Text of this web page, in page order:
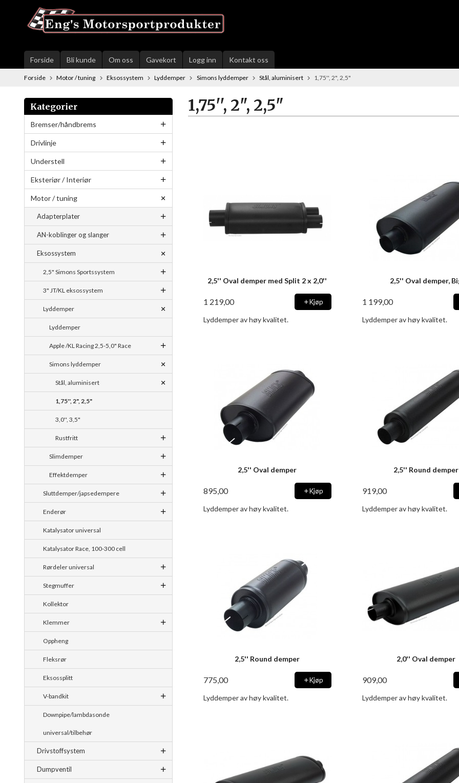
innholdet
Forside Bli kunde Om oss Gavekort Logg inn Kontakt oss
Forside Motor / tuning Eksossystem Lyddemper Simons lyddemper Stål, aluminisert 1,75'', 2", 2,5"
Kategorier
Bremser/håndbrems
Drivlinje
Understell
Eksteriør / Interiør
Motor / tuning
Adapterplater
AN-koblinger og slanger
Eksossystem
2,5" Simons Sportssystem
3" JT/KL eksossystem
Lyddemper
Lyddemper
Apple /KL Racing 2,5-5,0" Race
Simons lyddemper
Stål, aluminisert
1,75'', 2", 2,5"
3,0'', 3,5"
Rustfritt
Slimdemper
Effektdemper
Sluttdemper/japsedempere
Enderør
Katalysator universal
Katalysator Race, 100-300 cell
Rørdeler universal
Stegmuffer
Kollektor
Klemmer
Oppheng
Fleksrør
Eksossplitt
V-bandkit
Downpipe/lambdasonde
universal/tilbehør
Drivstoffsystem
Dumpventil
1,75'', 2", 2,5"
2,5'' Oval demper med Split 2 x 2,0''
1 219,00 Kjøp
Lyddemper av høy kvalitet.
2,5'' Oval demper,
1 199,00
Lyddemper av høy kvalitet.
2,5'' Oval demper
895,00 Kjøp
Lyddemper av høy kvalitet.
2,5'' Round demper
919,00
Lyddemper av høy kvalitet.
2,5'' Round demper
775,00 Kjøp
Lyddemper av høy kvalitet.
2,0'' Oval demper
909,00
Lyddemper av høy kvalitet.